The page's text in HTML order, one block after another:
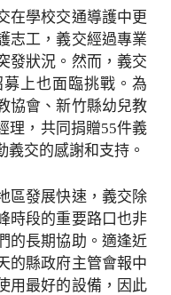
在學校交通導護中更
志工，義交經過專業
發狀況。然而，義交
上也面臨挑戰。為
協會、新竹縣幼兒教
理，共同捐贈55件義
義交的感謝和支持。
區發展快速，義交除
時段的重要路口也非
的長期協助。適逢近
的縣政府主管會報中
用最好的設備，因此